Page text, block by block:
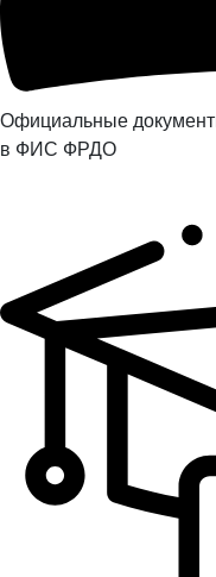
Официальные
в ФИС ФРДО